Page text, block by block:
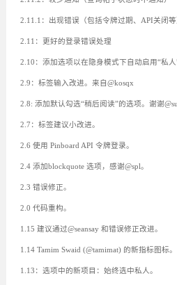
2.11.1：出现错误（包括令牌过期、API关闭
2.11：更好的登录错误处理
2.10：添加选项以在隐身模式下自动启用“私人
2.9：标签输入改进。来自@kosqx
2.8: 添加默认勾选“稍后阅读”的选项。谢谢
2.7：标签建议小改进。
2.6 使用 Pinboard API 令牌登录。
2.4 添加blockquote 选项，感谢@spl。
2.3 错误修正。
2.0 代码重构。
1.15 建议通过@seansay 和错误修正改进。
1.14 Tamim Swaid (@tamimat) 的新指标图标。
1.13：选项中的新项目：始终选中私人。